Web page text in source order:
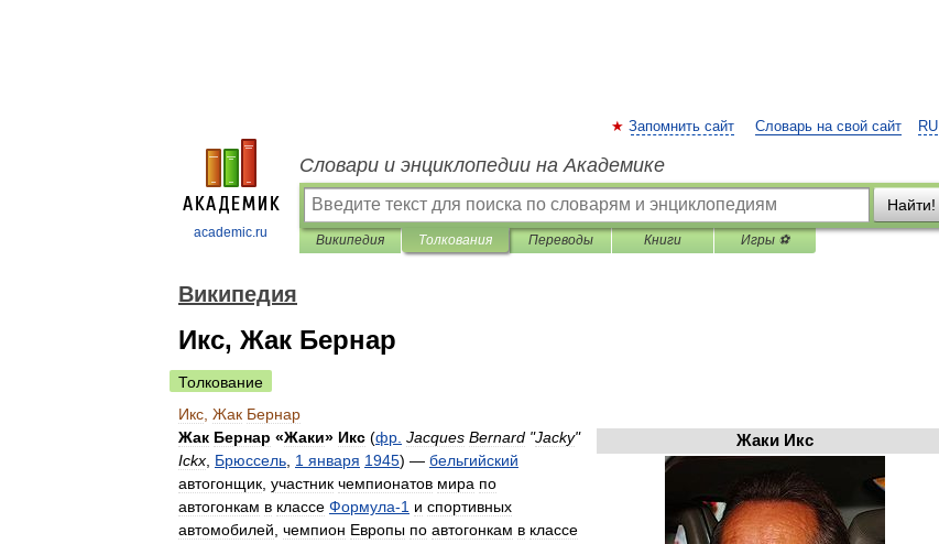
academic.ru
RU
Запомнить сайт Словарь на свой сайт
Словари и энциклопедии на Академике
Найти!
Википедия Толкования Переводы Книги Игры ⚽
Википедия
Икс, Жак Бернар
Толкование
Икс Жак Бернар
Жаки Икс
Жак Бернар «Жаки» Икс (фр Jacques Bernard "Jacky"
Ickx Брюссель 1 января 1945) — бельгийский
автогонщик участник чемпионатов мира по
автогонкам в классе Формула-1 и спортивных
автомобилей чемпион Европы по автогонкам в классе